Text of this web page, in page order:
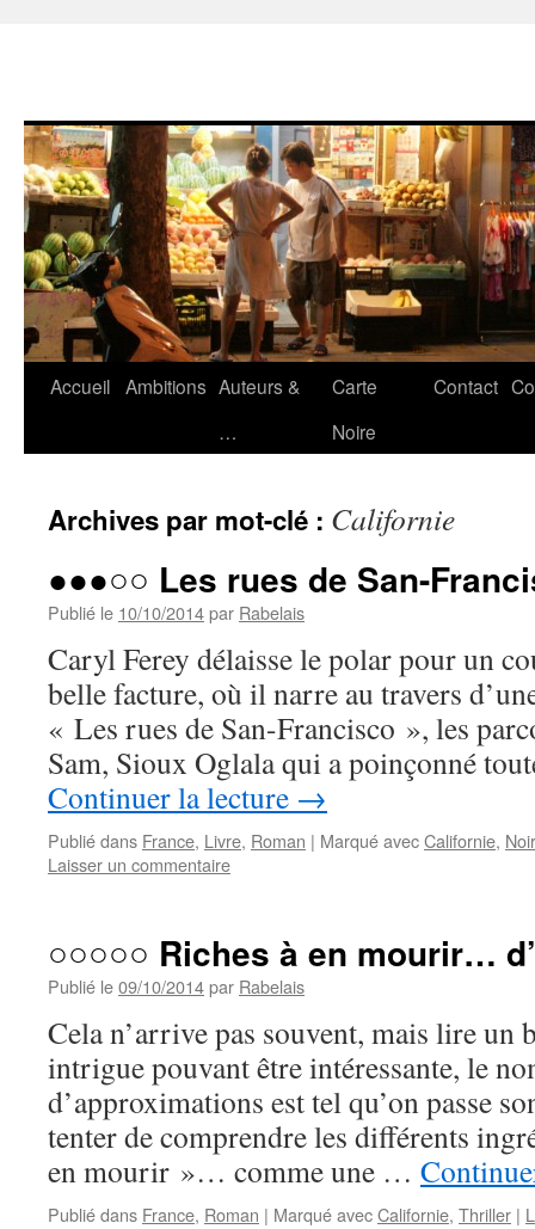
Aller
Accueil Ambitions Auteurs &
…
Carte
Noire
Contact
Archives par mot-clé : Californie
●●●○○ Les rues de San-
Publié le 10/10/2014par Rabelais
Caryl Ferey délaisse le polar pour un
belle facture, où il narre au travers
« Les rues de San-Francisco », les
Sam, Sioux Oglala qui a poinçonné
Continuer la lecture →
Publié dans France, Livre, Roman | Marqué avecCalifornie, Noir
Laisser un commentaire
○○○○○ Riches à en mourir…
Publié le09/10/2014par Rabelais
Cela n’arrive pas souvent, mais lire un
intrigue pouvant être intéressante, le
d’approximations est tel qu’on passe
tenter de comprendre les différents
en mourir »… comme une …
Publié dans France, Roman | Marqué avecCalifornie, Thriller |